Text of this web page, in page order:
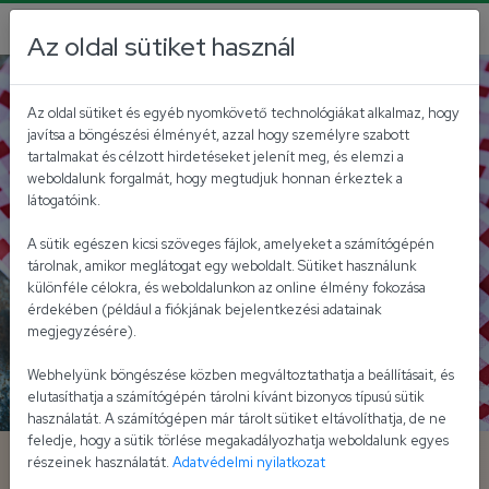
Gulyáskrémes, sajtos
Az oldal sütiket használ
Az oldal sütiket és egyéb nyomkövető technológiákat alkalmaz, hogy
javítsa a böngészési élményét, azzal hogy személyre szabott
tartalmakat és célzott hirdetéseket jelenít meg, és elemzi a
weboldalunk forgalmát, hogy megtudjuk honnan érkeztek a
látogatóink.
A sütik egészen kicsi szöveges fájlok, amelyeket a számítógépén
tárolnak, amikor meglátogat egy weboldalt. Sütiket használunk
különféle célokra, és weboldalunkon az online élmény fokozása
érdekében (például a fiókjának bejelentkezési adatainak
megjegyzésére).
Webhelyünk böngészése közben megváltoztathatja a beállításait, és
elutasíthatja a számítógépén tárolni kívánt bizonyos típusú sütik
használatát. A számítógépen már tárolt sütiket eltávolíthatja, de ne
feledje, hogy a sütik törlése megakadályozhatja weboldalunk egyes
részeinek használatát. Adatvédelmi nyilatkozat